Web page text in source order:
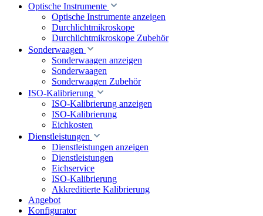
Optische Instrumente
Optische Instrumente anzeigen
Durchlichtmikroskope
Durchlichtmikroskope Zubehör
Sonderwaagen
Sonderwaagen anzeigen
Sonderwaagen
Sonderwaagen Zubehör
ISO-Kalibrierung
ISO-Kalibrierung anzeigen
ISO-Kalibrierung
Eichkosten
Dienstleistungen
Dienstleistungen anzeigen
Dienstleistungen
Eichservice
ISO-Kalibrierung
Akkreditierte Kalibrierung
Angebot
Konfigurator